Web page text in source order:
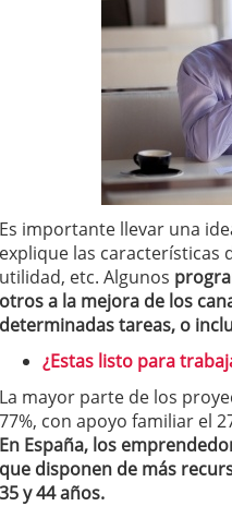
Es importante llevar una
explique las características
utilidad, etc. Algunos
otros a la mejora de los
determinadas tareas, o
¿Estas listo para
La mayor parte de los
77%, con apoyo familiar el
En España, los
que disponen de más
35 y 44 años.